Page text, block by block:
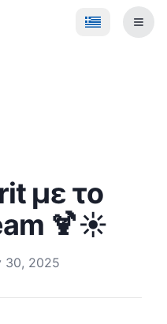
με το
🍹☀️
30, 2025